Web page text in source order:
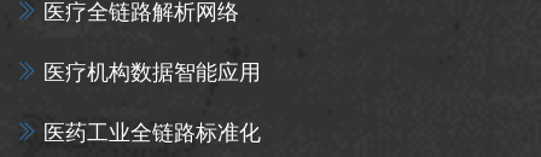
医疗全链路解析网络
医疗机构数据智能应用
医药工业全链路标准化